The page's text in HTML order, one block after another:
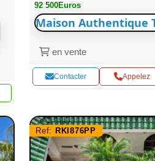
92 500Euros
Maison Authentique
en vente
Contacter Appelez
Ref: RKI876PP